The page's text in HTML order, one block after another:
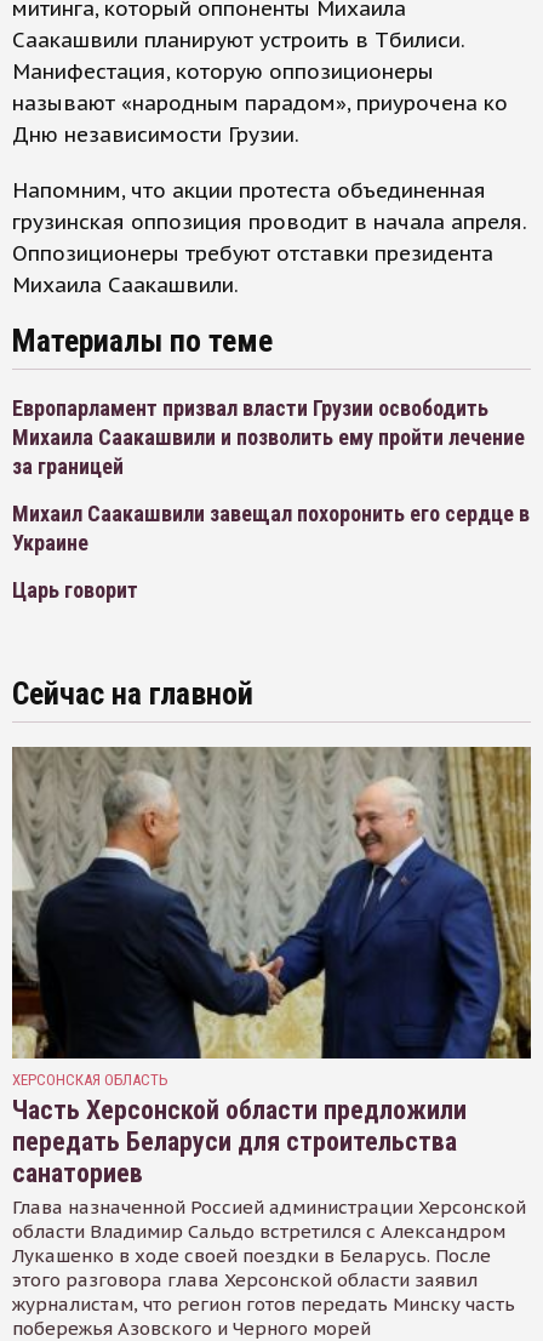
митинга, который оппоненты Михаила
Саакашвили планируют устроить в Тбилиси.
Манифестация, которую оппозиционеры
называют «народным парадом», приурочена ко
Дню независимости Грузии.
Напомним, что акции протеста объединенная
грузинская оппозиция проводит в начала апреля.
Оппозиционеры требуют отставки президента
Михаила Саакашвили.
Материалы по теме
Европарламент призвал власти Грузии освободить
Михаила Саакашвили и позволить ему пройти лечение
за границей
Михаил Саакашвили завещал похоронить его сердце в
Украине
Царь говорит
Сейчас на главной
ХЕРСОНСКАЯ ОБЛАСТЬ
Часть Херсонской области предложили
передать Беларуси для строительства
санаториев
Глава назначенной Россией администрации Херсонской
области Владимир Сальдо встретился с Александром
Лукашенко в ходе своей поездки в Беларусь. После
этого разговора глава Херсонской области заявил
журналистам, что регион готов передать Минску часть
побережья Азовского и Черного морей